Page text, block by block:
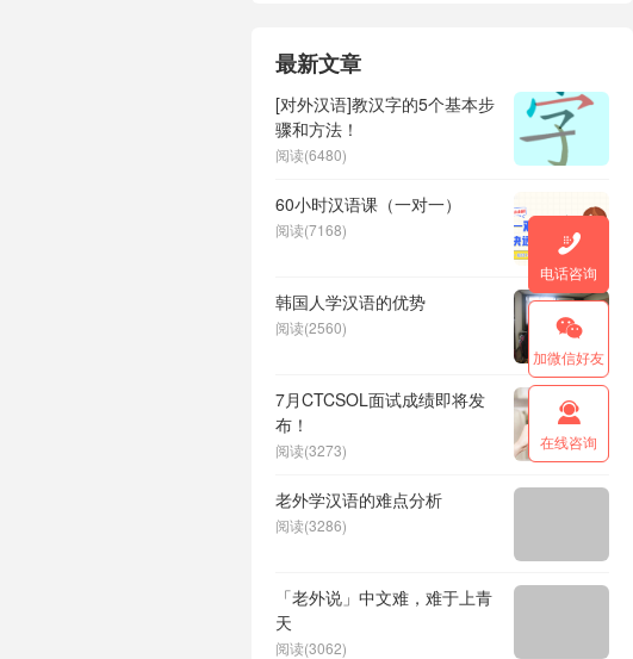
最新文章
[对外汉语]教汉字的5个基本步
骤和方法！
阅读(6480)
60小时汉语课（一对一）
阅读(7168)
韩国人学汉语的优势
阅读(2560)
7月CTCSOL面试成绩即将发
布！
阅读(3273)
老外学汉语的难点分析
阅读(3286)
「老外说」中文难，难于上青
天
阅读(3062)

电话咨询

加微信好友

在线咨询